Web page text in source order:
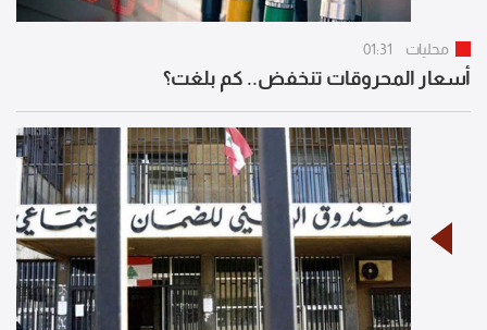
محليات 01:31
أسعار المحروقات تنخفض.. كم بلغت؟